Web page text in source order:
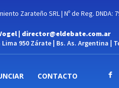
Zarateño SRL | Nº de Reg. DNDA:
| director@eldebate.com.ar
950 Zárate | Bs. As. Argentina |
CONTACTO